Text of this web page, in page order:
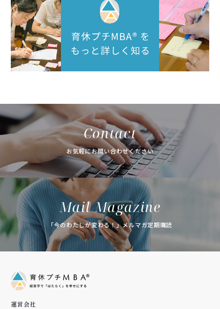
Contact
お気軽にお問い合わせください
Mail Magazine
「今のわたしが変わる！」メルマガ定期購読
運営会社